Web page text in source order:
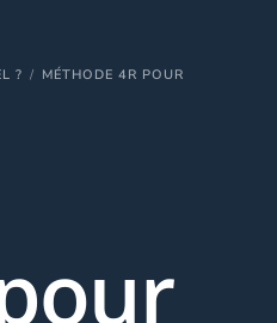
Cycle
?
MÉTHODE 4R POUR